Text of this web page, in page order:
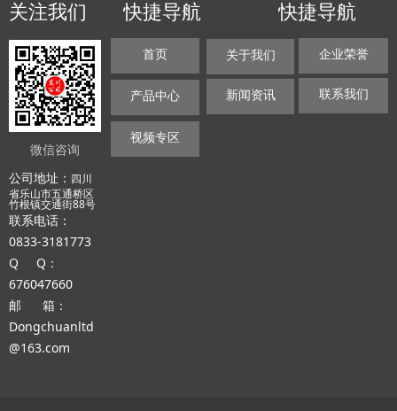
关注我们
微信咨询
快捷导航
首页
产品中心
关于我们
新闻资讯
企业荣誉
视频专区
联系我们
快捷导航
公司地址： 四川
省乐山市五通桥区
竹根镇交通街88号
联系电话：
0833-3181773
Q Q：
676047660
邮 箱：
Dongchuanltd
@163.com